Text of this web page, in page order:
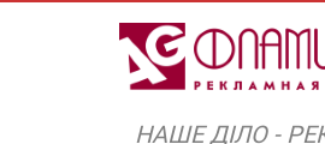
НАШЕ ДІЛО -